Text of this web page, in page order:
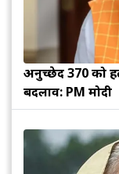
अनुच्छेद 370 को
बदलाव: PM मोदी